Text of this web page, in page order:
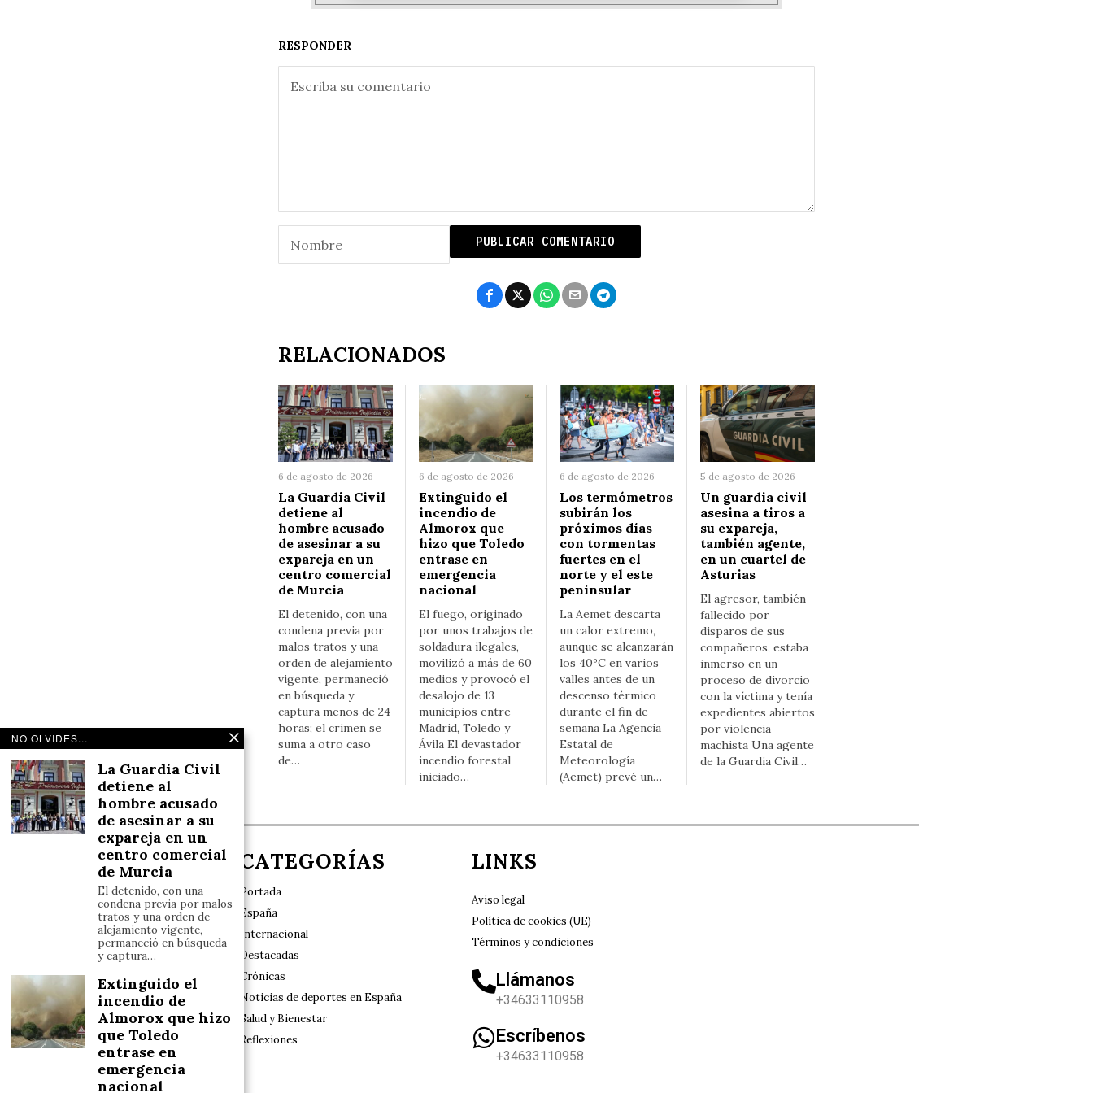
RESPONDER
RELACIONADOS
6 de agosto de 2026
La Guardia Civil
detiene al
hombre acusado
de asesinar a su
expareja en un
centro comercial
de Murcia
El detenido, con una
condena previa por
malos tratos y una
orden de alejamiento
vigente, permaneció
en búsqueda y
captura menos de 24
horas; el crimen se
suma a otro caso
de…
6 de agosto de 2026
Extinguido el
incendio de
Almorox que
hizo que Toledo
entrase en
emergencia
nacional
El fuego, originado
por unos trabajos de
soldadura ilegales,
movilizó a más de 60
medios y provocó el
desalojo de 13
municipios entre
Madrid, Toledo y
Ávila El devastador
incendio forestal
iniciado…
6 de agosto de 2026
Los termómetros
subirán los
próximos días
con tormentas
fuertes en el
norte y el este
peninsular
La Aemet descarta
un calor extremo,
aunque se alcanzarán
los 40ºC en varios
valles antes de un
descenso térmico
durante el fin de
semana La Agencia
Estatal de
Meteorología
(Aemet) prevé un…
5 de agosto de 2026
Un guardia civil
asesina a tiros a
su expareja,
también agente,
en un cuartel de
Asturias
El agresor, también
fallecido por
disparos de sus
compañeros, estaba
inmerso en un
proceso de divorcio
con la víctima y tenía
expedientes abiertos
por violencia
machista Una agente
de la Guardia Civil…
NOSOTROS
Nuestro sello de identidad es el rigor y las
diversidad y a los valores tradicionales en el
marco del Estado de Derecho constitucional
CATEGORÍAS
Portada
España
Internacional
Destacadas
Crónicas
Noticias de deportes en España
Salud y Bienestar
Reflexiones
LINKS
Aviso legal
Política de cookies (UE)
Términos y condiciones
Llámanos
+34633110958
Escríbenos
+34633110958
NO OLVIDES...
La Guardia Civil
detiene al
hombre acusado
de asesinar a su
expareja en un
centro comercial
de Murcia
El detenido, con una
condena previa por malos
tratos y una orden de
alejamiento vigente,
permaneció en búsqueda
y captura…
Extinguido el
incendio de
Almorox que hizo
que Toledo
entrase en
emergencia
nacional